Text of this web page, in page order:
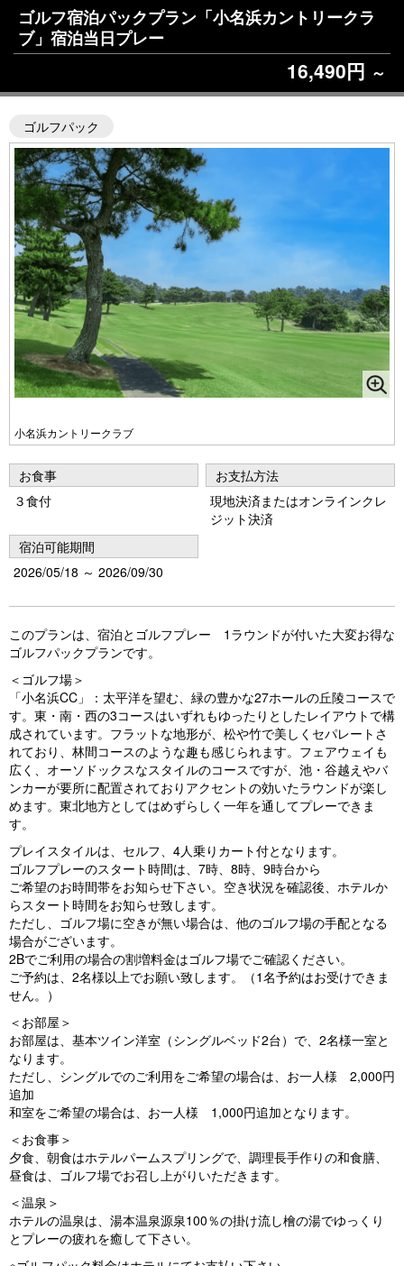
ゴルフ宿泊パックプラン「小名浜カントリークラ
ブ」宿泊当日プレー
16,490円 ～
ゴルフパック
小名浜カントリークラブ
お食事
３食付
お支払方法
現地決済またはオンラインクレ
ジット決済
宿泊可能期間
2026/05/18 ～ 2026/09/30
このプランは、宿泊とゴルフプレー 1ラウンドが付いた大変お得な
ゴルフパックプランです。
＜ゴルフ場＞
「小名浜CC」：太平洋を望む、緑の豊かな27ホールの丘陵コースで
す。東・南・西の3コースはいずれもゆったりとしたレイアウトで構
成されています。フラットな地形が、松や竹で美しくセパレートさ
れており、林間コースのような趣も感じられます。フェアウェイも
広く、オーソドックスなスタイルのコースですが、池・谷越えやバ
ンカーが要所に配置されておりアクセントの効いたラウンドが楽し
めます。東北地方としてはめずらしく一年を通してプレーできま
す。
プレイスタイルは、セルフ、4人乗りカート付となります。
ゴルフプレーのスタート時間は、7時、8時、9時台から
ご希望のお時間帯をお知らせ下さい。空き状況を確認後、ホテルか
らスタート時間をお知らせ致します。
ただし、ゴルフ場に空きが無い場合は、他のゴルフ場の手配となる
場合がございます。
2Bでご利用の場合の割増料金はゴルフ場でご確認ください。
ご予約は、2名様以上でお願い致します。（1名予約はお受けできま
せん。）
＜お部屋＞
お部屋は、基本ツイン洋室（シングルベッド2台）で、2名様一室と
なります。
ただし、シングルでのご利用をご希望の場合は、お一人様 2,000円
追加
和室をご希望の場合は、お一人様 1,000円追加となります。
＜お食事＞
夕食、朝食はホテルパームスプリングで、調理長手作りの和食膳、
昼食は、ゴルフ場でお召し上がりいただきます。
＜温泉＞
ホテルの温泉は、湯本温泉源泉100％の掛け流し檜の湯でゆっくり
とプレーの疲れを癒して下さい。